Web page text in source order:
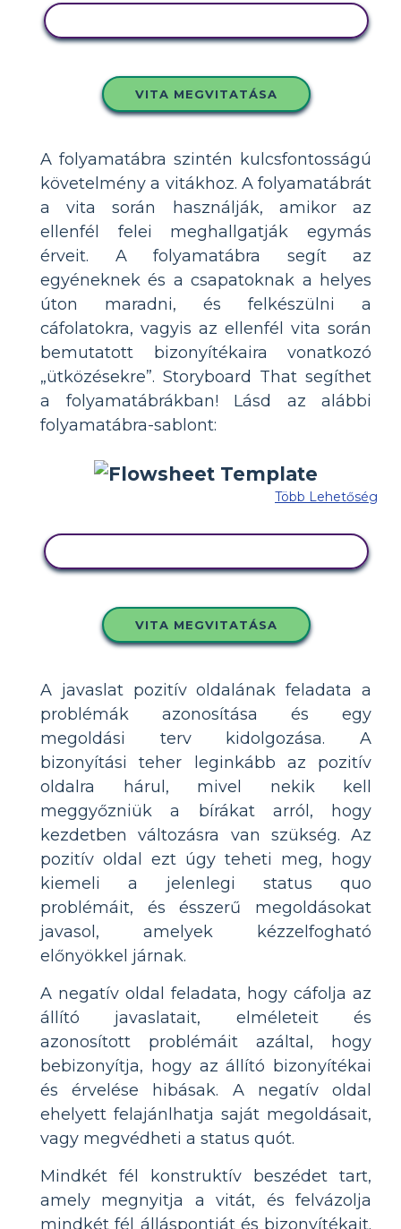
VITA MEGVITATÁSA
A folyamatábra szintén kulcsfontosságú
követelmény a vitákhoz. A folyamatábrát
a vita során használják, amikor az
ellenfél felei meghallgatják egymás
érveit. A folyamatábra segít az
egyéneknek és a csapatoknak a helyes
úton maradni, és felkészülni a
cáfolatokra, vagyis az ellenfél vita során
bemutatott bizonyítékaira vonatkozó
„ütközésekre”. Storyboard That segíthet
a folyamatábrákban! Lásd az alábbi
folyamatábra-sablont:
Több Lehetőség
VITA MEGVITATÁSA
A javaslat pozitív oldalának feladata a
problémák azonosítása és egy
megoldási terv kidolgozása. A
bizonyítási teher leginkább az pozitív
oldalra hárul, mivel nekik kell
meggyőzniük a bírákat arról, hogy
kezdetben változásra van szükség. Az
pozitív oldal ezt úgy teheti meg, hogy
kiemeli a jelenlegi status quo
problémáit, és ésszerű megoldásokat
javasol, amelyek kézzelfogható
előnyökkel járnak.
A negatív oldal feladata, hogy cáfolja az
állító javaslatait, elméleteit és
azonosított problémáit azáltal, hogy
bebizonyítja, hogy az állító bizonyítékai
és érvelése hibásak. A negatív oldal
ehelyett felajánlhatja saját megoldásait,
vagy megvédheti a status quót.
Mindkét fél konstruktív beszédet tart,
amely megnyitja a vitát, és felvázolja
mindkét fél álláspontját és bizonyítékait.